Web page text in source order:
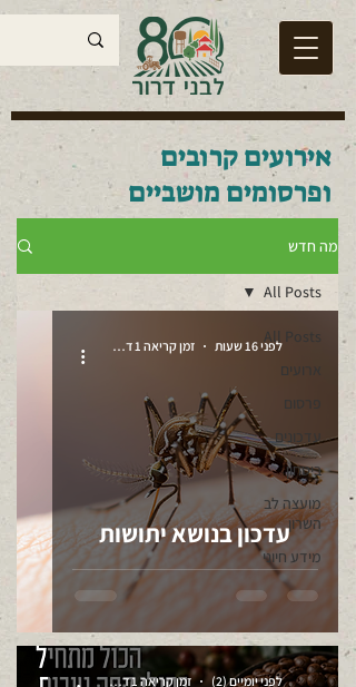
אירועים קרובים
ופרסומים מושביים
מה חדש
All Posts
ארועים
פרסום
עדכונים
ביטחון
מועצה לב
השרון
מידע חיוני
All Posts
עדכון בנושא יתושות
לפני 16 שעות זמן קריאה 1 דקות
לפני יומיים (2) זמן קריאה 1 דקות